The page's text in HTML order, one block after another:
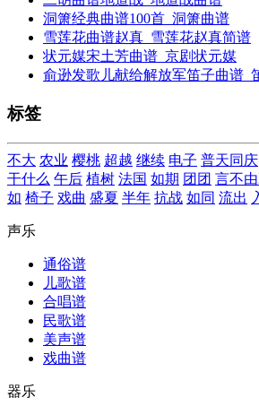
洞箫经典曲谱100首_洞箫曲谱
雪莲花曲谱赵真_雪莲花赵真简谱
状元媒宋土芳曲谱_京剧状元媒
俞逊发歌儿献给解放军笛子曲谱_
标签
不大 农业 樱桃 超越 继续 电子 普天同庆
干什么 午后 植树 法国 如期 团团 言不
如 椅子 戏曲 盛夏 半年 抗战 如同 流出
声乐
通俗谱
儿歌谱
合唱谱
民歌谱
美声谱
戏曲谱
器乐